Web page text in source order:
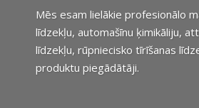
Mēs esam lielākie profesionālo
līdzekļu, automašīnu ķimikāliju,
līdzekļu, rūpniecisko tīrīšanas
produktu piegādātāji.